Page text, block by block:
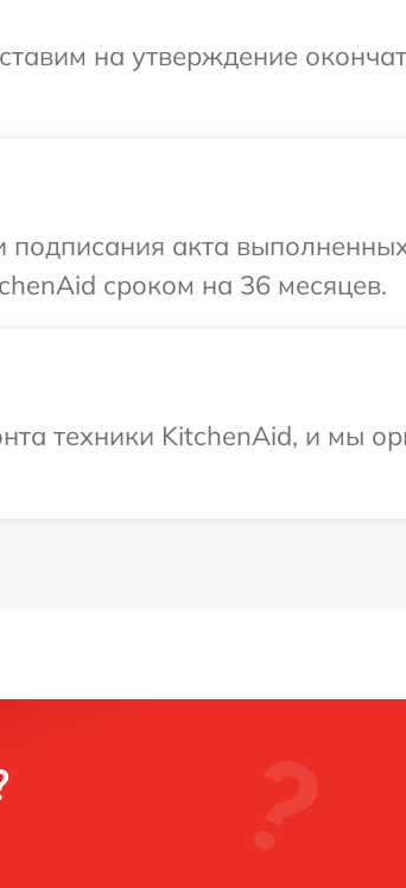
на утверждение
подписания акта
сроком на 36 месяцев.
техники KitchenAid, и мы